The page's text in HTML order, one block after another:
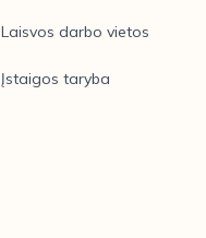
Laisvos darbo vietos
Įstaigos taryba